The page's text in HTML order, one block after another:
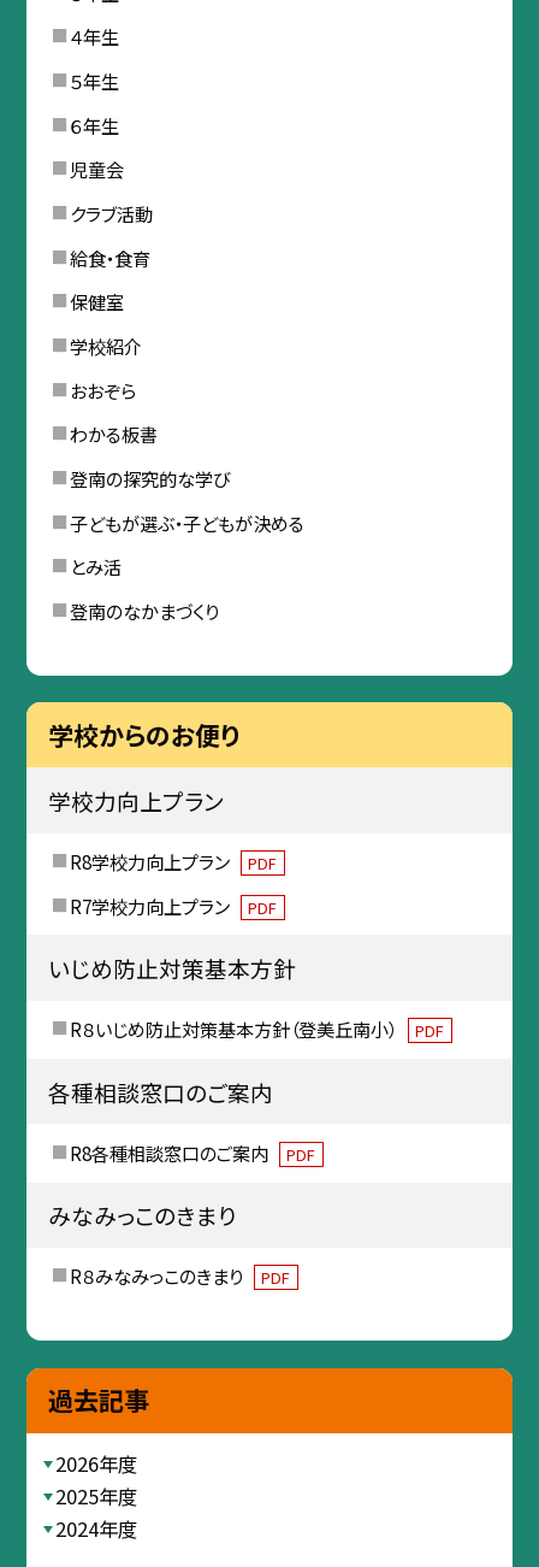
４年生
５年生
６年生
児童会
クラブ活動
給食・食育
保健室
学校紹介
おおぞら
わかる板書
登南の探究的な学び
子どもが選ぶ・子どもが決める
とみ活
登南のなかまづくり
学校からのお便り
学校力向上プラン
R8学校力向上プラン PDF
R7学校力向上プラン PDF
いじめ防止対策基本方針
R８いじめ防止対策基本方針（登美丘南小） PDF
各種相談窓口のご案内
R8各種相談窓口のご案内 PDF
みなみっこのきまり
R８みなみっこのきまり PDF
過去記事
2026年度
2025年度
2024年度